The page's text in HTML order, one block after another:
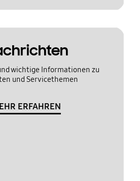
wichtige Informationen zu
und Servicethemen
ERFAHREN